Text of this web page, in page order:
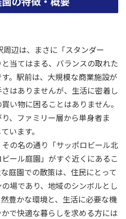
辺は、まさに「スタンダー
当てはまる、バランスの取れた
。駅前は、大規模な商業施設が
はありませんが、生活に密着し
い物に困ることはありません。
、ファミリー層から単身者ま
います。
の名の通り「サッポロビール北
ール庭園」がすぐ近くにあるこ
庭園での散策は、住民にとって
場であり、地域のシンボルとし
豊かな環境と、生活に必要な機
で快適な暮らしを求める方には